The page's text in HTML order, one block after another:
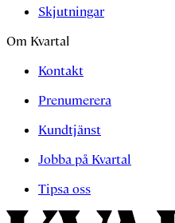
Skjutningar
Om Kvartal
Kontakt
Prenumerera
Kundtjänst
Jobba på Kvartal
Tipsa oss